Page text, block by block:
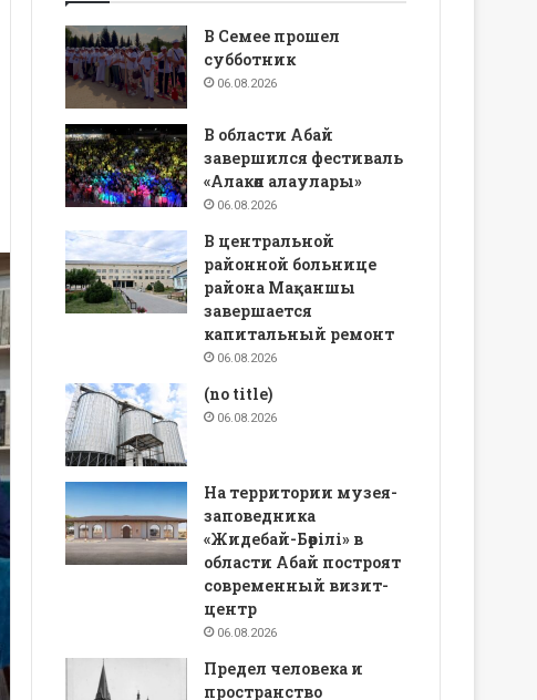
В Семее прошел
субботник
06.08.2026
В области Абай
завершился фестиваль
«Алакөл алаулары»
06.08.2026
В центральной
районной больнице
района Мақаншы
завершается
капитальный ремонт
06.08.2026
(no title)
06.08.2026
На территории музея-
заповедника
«Жидебай-Бөрілі» в
области Абай построят
современный визит-
центр
06.08.2026
Предел человека и
пространство